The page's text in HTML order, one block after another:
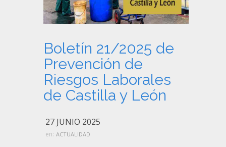
Boletín 21/2025 de
Prevención de
Riesgos Laborales
de Castilla y León
27 JUNIO 2025
en: ACTUALIDAD